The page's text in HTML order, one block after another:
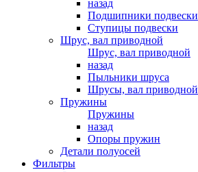
назад
Подшипники подвески
Ступицы подвески
Шрус, вал приводной
Шрус, вал приводной
назад
Пыльники шруса
Шрусы, вал приводной
Пружины
Пружины
назад
Опоры пружин
Детали полуосей
Фильтры